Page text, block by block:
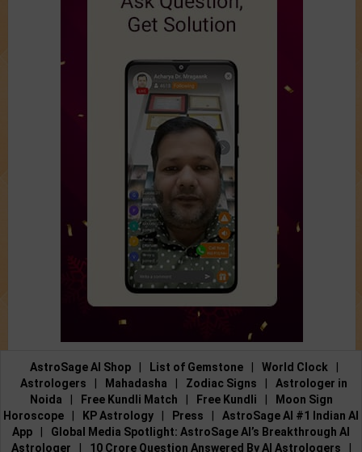
AstroSage AI Shop List of Gemstone World Clock
Astrologers
Mahadasha Zodiac Signs
Astrologer in
Noida
Free Kundli Match Free Kundli
Moon Sign
Horoscope
KP Astrology Press
AstroSage AI #1 Indian AI
App
Global Media Spotlight: AstroSage AI’s Breakthrough AI
Astrologer
10 Crore Question Answered By AI Astrologers